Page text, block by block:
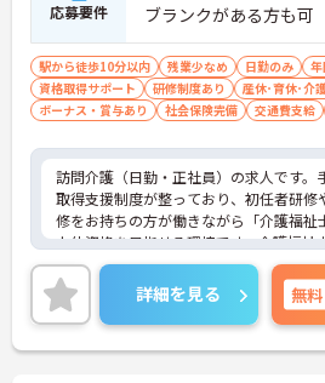
・スマートフォン貸与により業務効率化
応募要件
ブランクがある方も可
駅から徒歩10分以内 残業少なめ 日勤のみ
資格取得サポート
研修制度あり
産休･育休･介
ボーナス・賞与あり
社会保険完備 交通費支給
訪問介護（日勤・正社員）の求人です。
取得支援制度が整っており、初任者研修
修をお持ちの方が働きながら「介護福祉
上位資格を目指せる環境です。介護福祉
資格者には毎月「介福資格取得支援手当
れるため、モチベーション高くステップ
戦できます。業務は日勤帯のみで、日々
ールに合わせて直行直帰も可能。必ずサ
責任者が同行して丁寧な引き継ぎを行う
詳細を見る 無料